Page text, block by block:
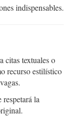
indispensables.
citas textuales o
recurso estilístico
respetará la